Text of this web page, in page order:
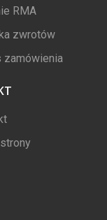
RMA
zwrotów
zamówienia